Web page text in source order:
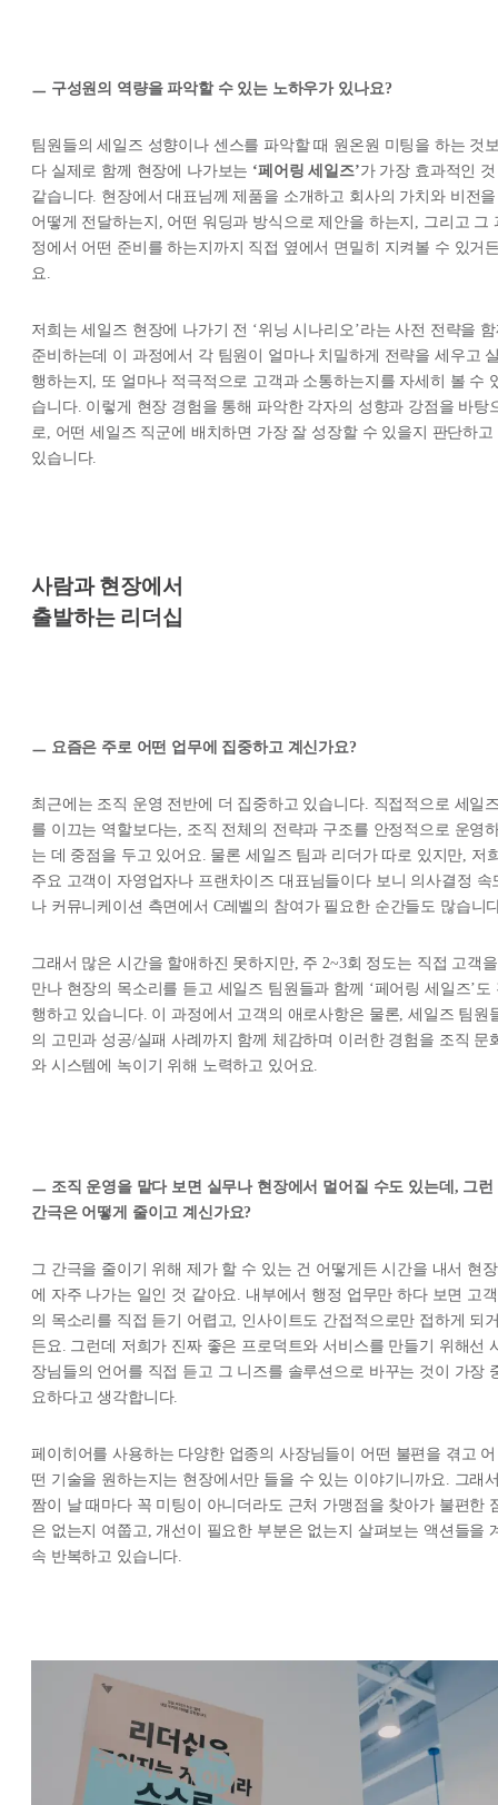
ㅡ 구성원의 역량을 파악할 수 있는 노하우가 있나요?
팀원들의 세일즈 성향이나 센스를 파악할 때 원온원 미팅을 하는 것
다 실제로 함께 현장에 나가보는 ‘페어링 세일즈’가 가장 효과적인 것
같습니다. 현장에서 대표님께 제품을 소개하고 회사의 가치와 비전을
어떻게 전달하는지, 어떤 워딩과 방식으로 제안을 하는지, 그리고 그
정에서 어떤 준비를 하는지까지 직접 옆에서 면밀히 지켜볼 수 있거
요.
저희는 세일즈 현장에 나가기 전 ‘위닝 시나리오’라는 사전 전략을
준비하는데 이 과정에서 각 팀원이 얼마나 치밀하게 전략을 세우고
행하는지, 또 얼마나 적극적으로 고객과 소통하는지를 자세히 볼 수
습니다. 이렇게 현장 경험을 통해 파악한 각자의 성향과 강점을 바탕
로, 어떤 세일즈 직군에 배치하면 가장 잘 성장할 수 있을지 판단하고
있습니다.
사람과 현장에서
출발하는 리더십
ㅡ 요즘은 주로 어떤 업무에 집중하고 계신가요?
최근에는 조직 운영 전반에 더 집중하고 있습니다. 직접적으로 세일
를 이끄는 역할보다는, 조직 전체의 전략과 구조를 안정적으로 운영
는 데 중점을 두고 있어요. 물론 세일즈 팀과 리더가 따로 있지만, 저
주요 고객이 자영업자나 프랜차이즈 대표님들이다 보니 의사결정 속
나 커뮤니케이션 측면에서 C레벨의 참여가 필요한 순간들도 많습니
그래서 많은 시간을 할애하진 못하지만, 주 2~3회 정도는 직접 고객을
만나 현장의 목소리를 듣고 세일즈 팀원들과 함께 ‘페어링 세일즈’도
행하고 있습니다. 이 과정에서 고객의 애로사항은 물론, 세일즈 팀원
의 고민과 성공/실패 사례까지 함께 체감하며 이러한 경험을 조직 문
와 시스템에 녹이기 위해 노력하고 있어요.
ㅡ 조직 운영을 맡다 보면 실무나 현장에서 멀어질 수도 있는데, 그런
간극은 어떻게 줄이고 계신가요?
그 간극을 줄이기 위해 제가 할 수 있는 건 어떻게든 시간을 내서 현장
에 자주 나가는 일인 것 같아요. 내부에서 행정 업무만 하다 보면 고객
의 목소리를 직접 듣기 어렵고, 인사이트도 간접적으로만 접하게 되
든요. 그런데 저희가 진짜 좋은 프로덕트와 서비스를 만들기 위해선
장님들의 언어를 직접 듣고 그 니즈를 솔루션으로 바꾸는 것이 가장
요하다고 생각합니다.
페이히어를 사용하는 다양한 업종의 사장님들이 어떤 불편을 겪고 어
떤 기술을 원하는지는 현장에서만 들을 수 있는 이야기니까요. 그래
짬이 날 때마다 꼭 미팅이 아니더라도 근처 가맹점을 찾아가 불편한
은 없는지 여쭙고, 개선이 필요한 부분은 없는지 살펴보는 액션들을
속 반복하고 있습니다.